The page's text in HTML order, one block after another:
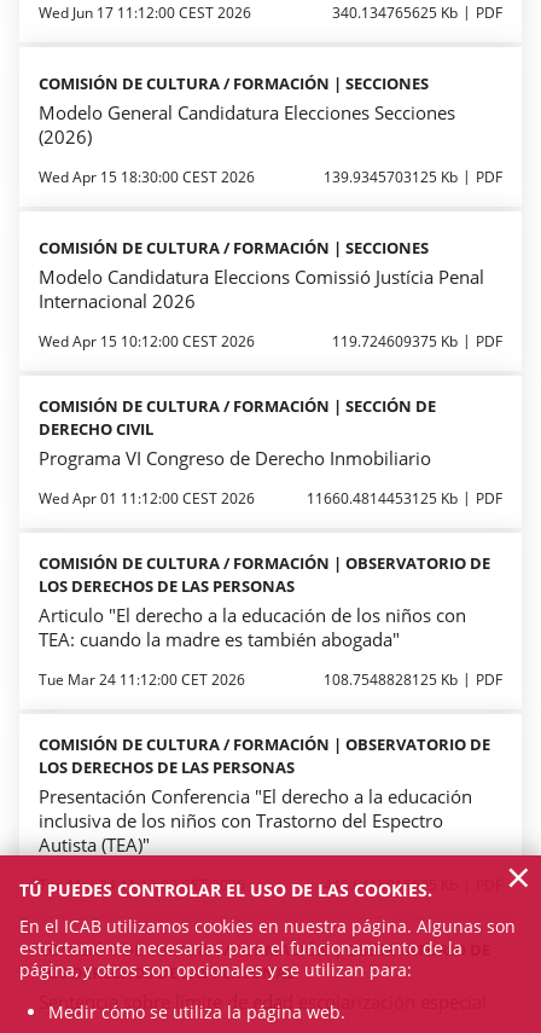
Wed Jun 17 11:12:00 CEST 2026 340.134765625 Kb PDF
COMISIÓN DE CULTURA / FORMACIÓN | SECCIONES
Modelo General Candidatura Elecciones Secciones
(2026)
Wed Apr 15 18:30:00 CEST 2026 139.9345703125 Kb PDF
COMISIÓN DE CULTURA / FORMACIÓN | SECCIONES
Modelo Candidatura Eleccions Comissió Justícia Penal
Internacional 2026
Wed Apr 15 10:12:00 CEST 2026 119.724609375 Kb PDF
COMISIÓN DE CULTURA / FORMACIÓN | SECCIÓN DE
DERECHO CIVIL
Programa VI Congreso de Derecho Inmobiliario
Wed Apr 01 11:12:00 CEST 2026 11660.4814453125 Kb PDF
COMISIÓN DE CULTURA / FORMACIÓN | OBSERVATORIO DE
LOS DERECHOS DE LAS PERSONAS
Articulo "El derecho a la educación de los niños con
TEA: cuando la madre es también abogada"
Tue Mar 24 11:12:00 CET 2026 108.7548828125 Kb PDF
COMISIÓN DE CULTURA / FORMACIÓN | OBSERVATORIO DE
LOS DERECHOS DE LAS PERSONAS
Presentación Conferencia "El derecho a la educación
inclusiva de los niños con Trastorno del Espectro
Autista (TEA)"
Tue Mar 24 11:12:00 CET 2026 445.6416015625 Kb
COMISIÓN DE CULTURA / FORMACIÓN | OBSERVATORIO DE
LOS DERECHOS DE LAS PERSONAS
Sentencia sobre límite de edad escolarización especial
TÚ PUEDES CONTROLAR EL USO DE LAS COOKIES.
En el ICAB utilizamos cookies en nuestra página. Algunas son
estrictamente necesarias para el funcionamiento de la
página, y otros son opcionales y se utilizan para:
Medir cómo se utiliza la página web.
×